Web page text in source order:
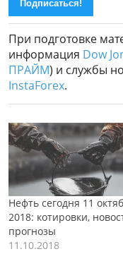
При подготовке
информация Dow
ПРАЙМ) и службы
InstaForex.
Нефть сегодня 11
2018: котировки,
прогнозы
11.10.2018